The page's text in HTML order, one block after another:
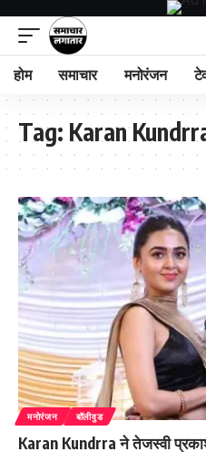
होम समाचार मनोरंजन
Tag: Karan
मनोरंजन बॉलीवुड
Karan Kundrra ने तेजस्वी